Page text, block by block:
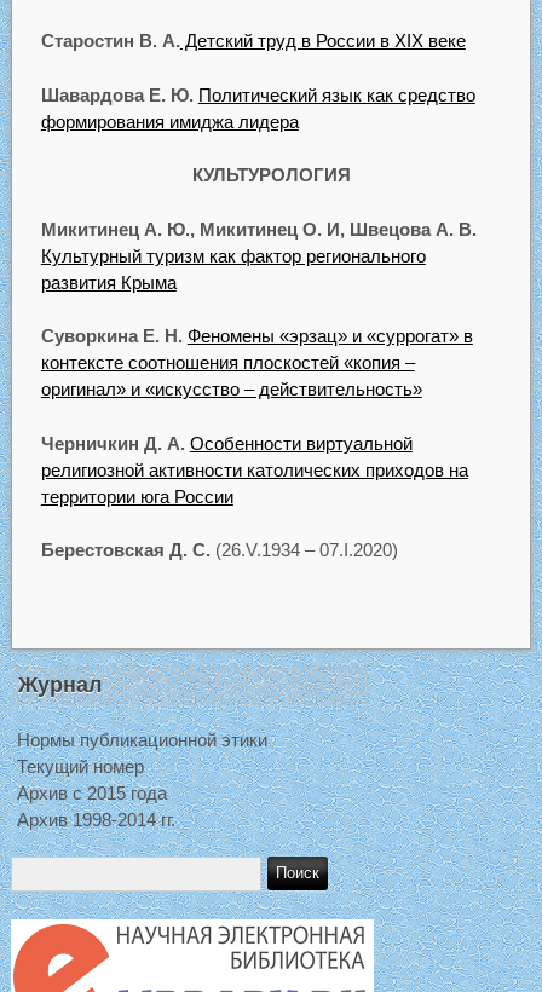
Старостин В. А.Детский труд в России в XIX веке
Шавардова Е. Ю. Политический язык как средство
формирования имиджа лидера
КУЛЬТУРОЛОГИЯ
Микитинец А. Ю., Микитинец О. И, Швецова А. В.
Культурный туризм как фактор регионального
развития Крыма
Суворкина Е. Н. Феномены «эрзац» и «суррогат» в
контексте соотношения плоскостей «копия –
оригинал» и «искусство – действительность»
Черничкин Д. А. Особенности виртуальной
религиозной активности католических приходов на
территории юга России
Берестовская Д. С.(26.V.1934 – 07.I.2020)
Журнал
Нормы публикационной этики
Текущий номер
Архив с 2015 года
Архив 1998-2014 гг.